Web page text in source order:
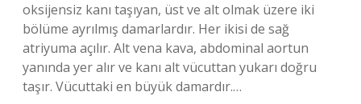
oksijensiz kanı taşıyan, üst ve alt olmak üzere iki
bölüme ayrılmış damarlardır. Her ikisi de sağ
atriyuma açılır. Alt vena kava, abdominal aortun
yanında yer alır ve kanı alt vücuttan yukarı doğru
taşır. Vücuttaki en büyük damardır.…